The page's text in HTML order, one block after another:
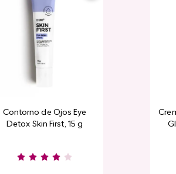
Contorno de Ojos Eye
Detox Skin First, 15 g